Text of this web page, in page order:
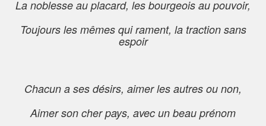
La noblesse au placard, les bourgeois au pouvoir,
Toujours les mêmes qui rament, la traction sans
espoir
Chacun a ses désirs, aimer les autres ou non,
Aimer son cher pays, avec un beau prénom